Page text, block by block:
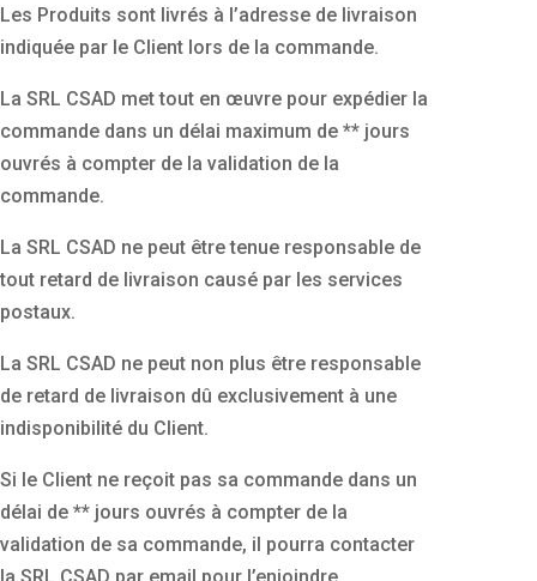
Les Produits sont livrés à l’adresse de livraison
indiquée par le Client lors de la commande.
La SRL CSAD met tout en œuvre pour expédier la
commande dans un délai maximum de ** jours
ouvrés à compter de la validation de la
commande.
La SRL CSAD ne peut être tenue responsable de
tout retard de livraison causé par les services
postaux.
La SRL CSAD ne peut non plus être responsable
de retard de livraison dû exclusivement à une
indisponibilité du Client.
Si le Client ne reçoit pas sa commande dans un
délai de ** jours ouvrés à compter de la
validation de sa commande, il pourra contacter